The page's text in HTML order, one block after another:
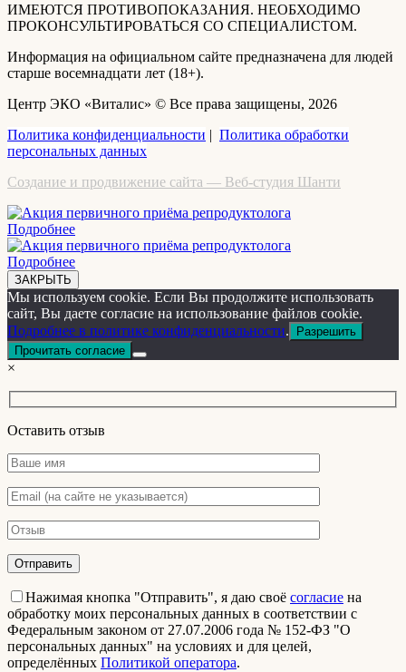
ИМЕЮТСЯ ПРОТИВОПОКАЗАНИЯ. НЕОБХОДИМО
ПРОКОНСУЛЬТИРОВАТЬСЯ СО СПЕЦИАЛИСТОМ.
Информация на официальном сайте предназначена для людей
старше восемнадцати лет (18+).
Центр ЭКО «Виталис» © Все права защищены, 2026
Политика конфиденциальности | Политика обработки
персональных данных
Создание и продвижение сайта — Веб-студия Шанти
Подробнее
Подробнее
ЗАКРЫТЬ
Мы используем cookie. Если Вы продолжите использовать
сайт, Вы даете согласие на использование файлов cookie.
Подробнее в политике конфиденциальности.
Разрешить
Прочитать согласие
×
Оставить отзыв
Нажимая кнопка "Отправить", я даю своё согласие на
обработку моих персональных данных в соответствии с
Федеральным законом от 27.07.2006 года № 152-ФЗ "О
персональных данных" на условиях и для целей,
определённых Политикой оператора.